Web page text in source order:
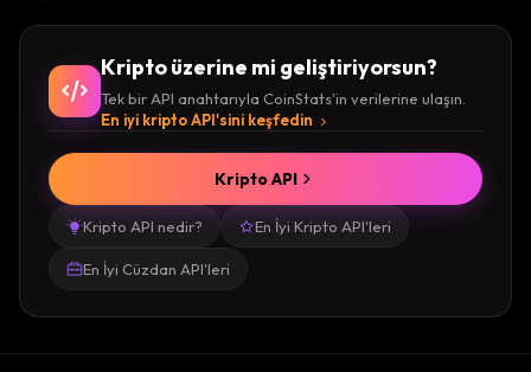
Kripto üzerine mi geliştiriyorsun?
Tek bir API anahtarıyla CoinStats'in verilerine ulaşın.
En iyi kripto API'sini keşfedin
Kripto API nedir? En İyi Kripto API'leri
En İyi Cüzdan API'leri
Kripto API